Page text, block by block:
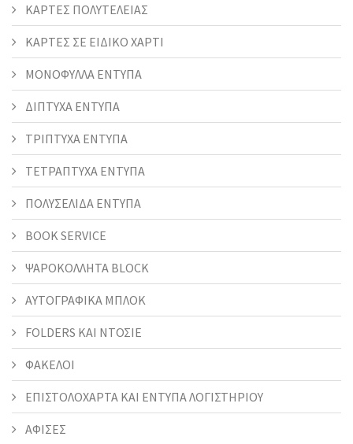
ΚΑΡΤΕΣ ΠΟΛΥΤΕΛΕΙΑΣ
ΚΑΡΤΕΣ ΣΕ ΕΙΔΙΚΟ ΧΑΡΤΙ
ΜΟΝΟΦΥΛΛΑ ΕΝΤΥΠΑ
ΔΙΠΤΥΧΑ ΕΝΤΥΠΑ
ΤΡΙΠΤΥΧΑ ΕΝΤΥΠΑ
ΤΕΤΡΑΠΤΥΧΑ ΕΝΤΥΠΑ
ΠΟΛΥΣΕΛΙΔΑ ΕΝΤΥΠΑ
BOOK SERVICE
ΨΑΡΟΚΟΛΛΗΤΑ BLOCK
ΑΥΤΟΓΡΑΦΙΚΑ ΜΠΛΟΚ
FOLDERS KAI ΝΤΟΣΙΕ
ΦΑΚΕΛΟΙ
ΕΠΙΣΤΟΛΟΧΑΡΤΑ ΚΑΙ ΕΝΤΥΠΑ ΛΟΓΙΣΤΗΡΙΟΥ
ΑΦΙΣΕΣ